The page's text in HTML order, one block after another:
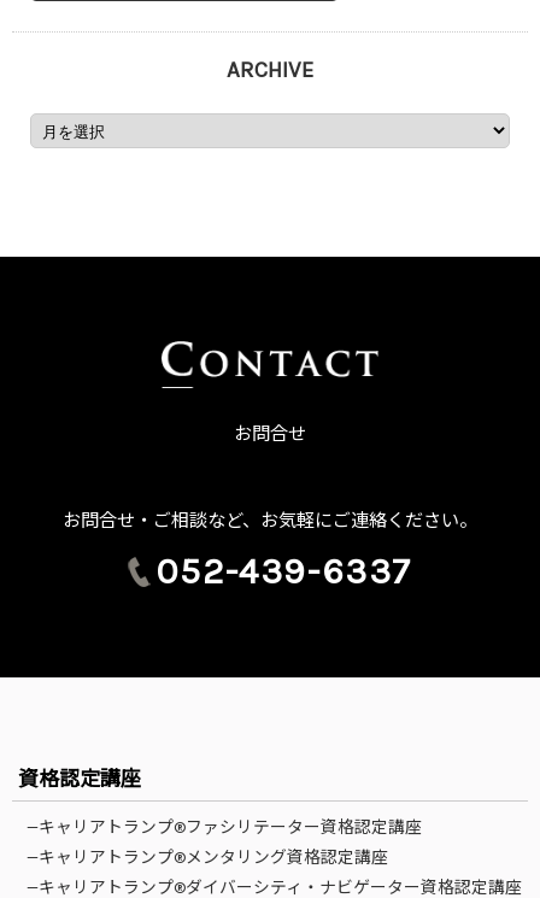
ARCHIVE
お問合せ
お問合せ・ご相談など、お気軽にご連絡ください。
052-439-6337
資格認定講座
—キャリアトランプ®ファシリテーター資格認定講座
—キャリアトランプ®メンタリング資格認定講座
—キャリアトランプ®ダイバーシティ・ナビゲーター資格認定講座